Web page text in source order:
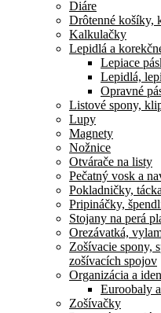
Diáre
Drôtenné košíky,
Kalkulačky
Lepidlá a
Lepiace
Lepidlá,
Opravné
Listové spony,
Lupy
Magnety
Nožnice
Otvárače na listy
Pečatný vosk a
Pokladničky,
Pripináčky,
Stojany na perá
Orezávatká,
Zošívacie spony,
zošívacích spojov
Organizácia a
Euroobaly
Zošívačky